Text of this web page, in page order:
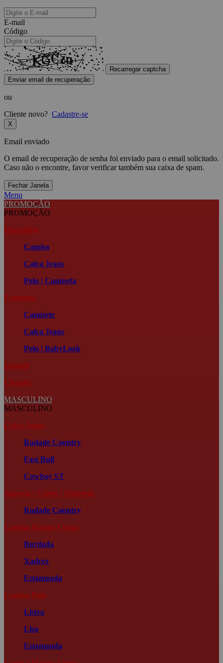
E-mail
Código
Recarregar captcha
Enviar email de recuperação
ou
Cliente novo? Cadastre-se
X
Email enviado
O email de recuperação de senha foi enviado para o email solicitado.
Caso não o encontre, favor verificar também sua caixa de spam.
Fechar Janela
Menu
PROMOÇÃO
PROMOÇÃO
Masculino
Camisa
Calça Jeans
Polo | Camiseta
Feminino
Camisete
Calça Jeans
Polo | BabyLook
Infantil
Chapéu
MASCULINO
MASCULINO
Calça Jeans
Radade Country
Fast Bull
Cowboy ST
Jaqueta | Colete | Moletom
Radade Country
Camisa Manga Longa
Bordada
Xadrez
Estampada
Camisa Polo
Listra
Lisa
Estampada